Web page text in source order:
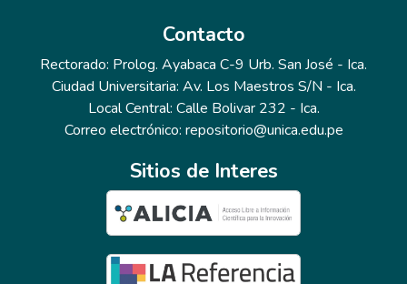
Contacto
Rectorado: Prolog. Ayabaca C-9 Urb. San José - Ica.
Ciudad Universitaria: Av. Los Maestros S/N - Ica.
Local Central: Calle Bolivar 232 - Ica.
Correo electrónico: repositorio@unica.edu.pe
Sitios de Interes